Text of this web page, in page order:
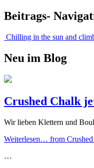
Beitrags-
Chilling in the sun and
Neu im Blog
Crushed Chalk
Wir lieben Klettern und
Weiterlesen… from
…